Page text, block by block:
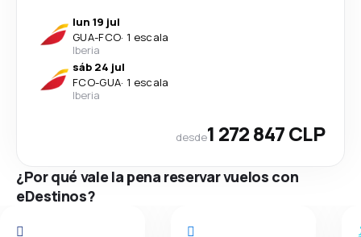
lun 19 jul
GUA-FCO· 1 escala
Iberia
sáb 24 jul
FCO-GUA· 1 escala
Iberia
desde1 272 847 CLP
¿Por qué vale la pena reservar vuelos con
eDestinos?